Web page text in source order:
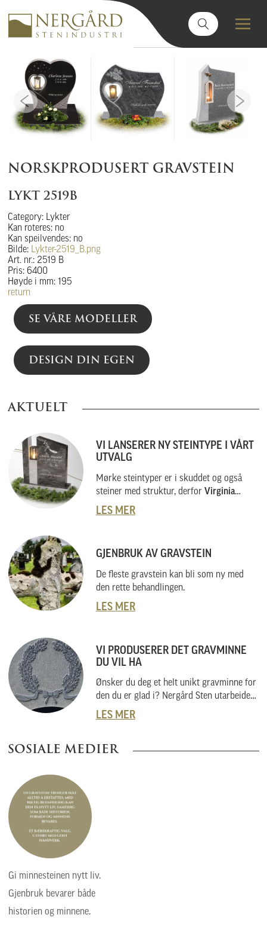
NORSKPRODUSERT GRAVSTEIN
LYKT 2519B
Category: Lykter
Kan roteres: no
Kan speilvendes: no
Bilde: Lykter-2519_B.png
Art. nr.: 2519 B
Pris: 6400
Høyde i mm: 195
return
SE VÅRE MODELLER
DESIGN DIN EGEN
AKTUELT
VI LANSERER NY STEINTYPE I VÅRT
UTVALG
Mørke steintyper er i skuddet og også
steiner med struktur, derfor Virginia
Black.
LES MER
GJENBRUK AV GRAVSTEIN
De fleste gravstein kan bli som ny med
den rette behandlingen.
LES MER
VI PRODUSERER DET GRAVMINNE
DU VIL HA
Ønsker du deg et helt unikt gravminne for
den du er glad i? Nergård Sten utarbeider
også helt unike gravminner i samarbeid
med kunder. Vi skal her forklare hvordan
om du har noe helt spesielt i tankene.
LES MER
SOSIALE MEDIER
Gi minnesteinen nytt liv.
Gjenbruk bevarer både
historien og minnene.